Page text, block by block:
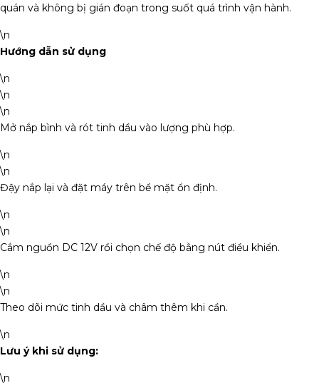
quán và không bị gián đoạn trong suốt quá trình vận hành.
\n
Hướng dẫn sử dụng
\n
\n
\n
Mở nắp bình và rót tinh dầu vào lượng phù hợp.
\n
\n
Đậy nắp lại và đặt máy trên bề mặt ổn định.
\n
\n
Cắm nguồn DC 12V rồi chọn chế độ bằng nút điều khiển.
\n
\n
Theo dõi mức tinh dầu và châm thêm khi cần.
\n
Lưu ý khi sử dụng:
\n